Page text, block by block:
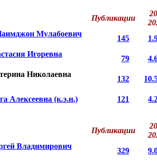
Публикации
Мулабоевич
145
Игоревна
79
Николаевна
132
Алексеевна (к.э.н.) 121
Публикации
Владимирович
329